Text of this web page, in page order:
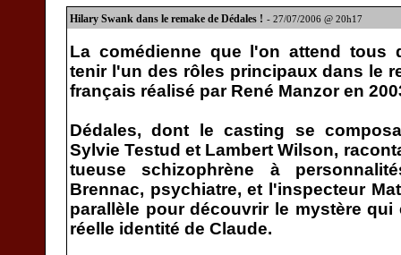
Hilary Swank dans le remake de Dédales ! - 27/07/2006 @ 20h17
La comédienne que l'on attend tous
tenir l'un des rôles principaux dans le
français réalisé par René Manzor en
Dédales, dont le casting se
Sylvie Testud et Lambert Wilson,
tueuse schizophrène à
Brennac, psychiatre, et l'inspecteur
parallèle pour découvrir le mystère
réelle identité de Claude.